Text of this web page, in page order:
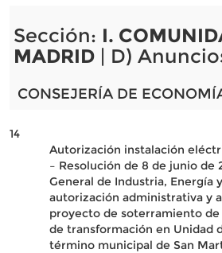
Sección: I.
MADRID| D)
CONSEJERÍA DE
14
Autorización instalación
– Resolución de 8 de junio de
General de Industria, Energía
autorización administrativa y
proyecto de soterramiento
de transformación en Unidad
término municipal de San